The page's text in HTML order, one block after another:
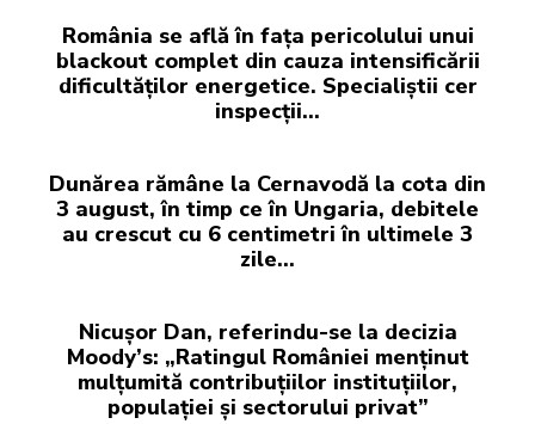
România se află în fața pericolului unui
blackout complet din cauza intensificării
dificultăților energetice. Specialiștii cer
inspecții…
Dunărea rămâne la Cernavodă la cota din
3 august, în timp ce în Ungaria, debitele
au crescut cu 6 centimetri în ultimele 3
zile...
Nicușor Dan, referindu-se la decizia
Moody’s: „Ratingul României menținut
mulțumită contribuțiilor instituțiilor,
populației și sectorului privat”